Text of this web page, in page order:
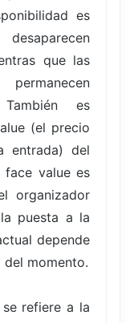
es
que las
es
(el precio
entrada) del
value es
organizador
puesta a la
depende
momento.
refiere a la